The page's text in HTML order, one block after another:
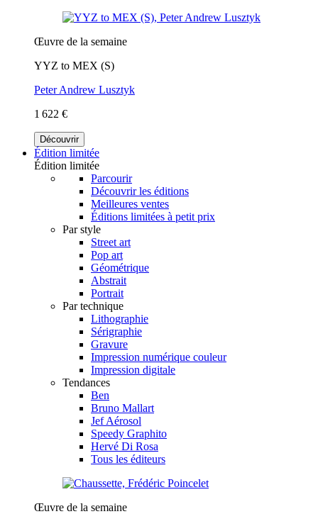
Œuvre de la semaine
YYZ to MEX (S)
Peter Andrew Lusztyk
1 622 €
Découvrir
Édition limitée
Édition limitée
Parcourir
Découvrir les éditions
Meilleures ventes
Éditions limitées à petit prix
Par style
Street art
Pop art
Géométrique
Abstrait
Portrait
Par technique
Lithographie
Sérigraphie
Gravure
Impression numérique couleur
Impression digitale
Tendances
Ben
Bruno Mallart
Jef Aérosol
Speedy Graphito
Hervé Di Rosa
Tous les éditeurs
Œuvre de la semaine